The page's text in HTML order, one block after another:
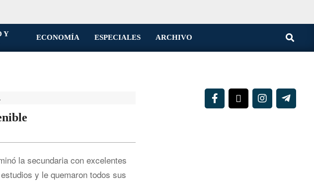
Y
ECONOMÍA ESPECIALES ARCHIVO Buscar
la secundaria con excelentes
y le quemaron todos sus